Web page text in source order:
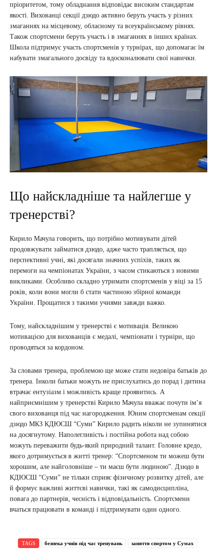
пріоритетом, тому обладнання відповідає високим стандартам
якості. Вихованці секції дзюдо активно беруть участь у різних
змаганнях на місцевому, обласному та всеукраїнському рівнях.
Також спортсмени беруть участь і в змаганнях в інших країнах.
Школа підтримує участь спортсменів у турнірах, що допомагає їм
набувати змагального досвіду та вдосконалювати свої навички.
Що найскладніше та найлегше у
тренерстві?
Кирило Мачула говорить, що потрібно мотивувати дітей
продовжувати займатися дзюдо, адже часто трапляється, що
перспективні учні, які досягали значних успіхів, таких як
перемоги на чемпіонатах України, з часом стикаються з новими
викликами. Особливо складно утримати спортсменів у віці за 15
років, коли вони могли б стати частиною збірної команди
України. Прощатися з такими учнями завжди важко.
Тому, найскладнішим у тренерстві є мотивація. Великою
мотивацією для вихованців є медалі, чемпіонати і турніри, що
проводяться за кордоном.
За словами тренера, проблемою ще може стати недовіра батьків до
тренера. Інколи батьки можуть не прислухатись до порад і дитина
втрачає ентузіазм і можливість краще проявитись. А
найприємнішим у тренерстві Кирило Мачула вважає почути ім’я
свого вихованця під час нагородження. Юним спортсменам секції
дзюдо МКЗ КДЮСШ “Суми” Кирило радить ніколи не зупинятися
на досягнутому. Наполегливість і постійна робота над собою
можуть переважити будь-який природний талант. Головне кредо,
якого дотримується в житті тренер: “Спортсменом ти можеш бути
хорошим, але найголовніше – ти маєш бути людиною”. Дзюдо в
КДЮСШ “Суми” не тільки сприяє фізичному розвитку дітей, але
й формує важливі життєві навички, такі як самодисципліна,
повага до партнерів, чесність і відповідальність. Спортсмени
вчаться працювати в команді і підтримувати один одного.
TAGS безпека учнів під час тренувань заняття спортом у Сумах